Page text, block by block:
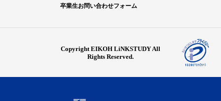
卒業生お問い合わせフォーム
Copyright EIKOH LiNKSTUDY All
Rights Reserved.